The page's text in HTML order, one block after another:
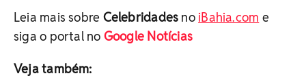
Leia mais sobre Celebridades no iBahia.com e
siga o portal no Google Notícias
Veja também: